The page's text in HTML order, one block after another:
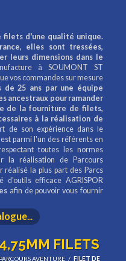
filets d'une qualité unique.
elles sont tressées,
leurs dimensions dans le
à SOUMONT ST
vos commandes sur mesure
de 25 ans par une équipe
ancestraux pour ramander
de la fourniture de filets,
à la réalisation de
de son expérience dans le
parmi l'un des référents en
toutes les normes
la réalisation de Parcours
réalisé la plus part des Parcs
d'outils efficace AGRISPOR
afin de pouvoir vous fournir
...
FILETS
PARCOURS AVENTURE / FILET DE